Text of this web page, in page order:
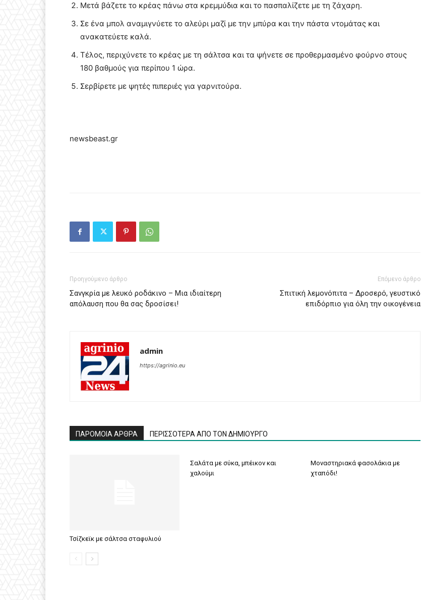
Μετά βάζετε το κρέας πάνω στα κρεμμύδια και το πασπαλίζετε με τη ζάχαρη.
Σε ένα μπολ αναμιγνύετε το αλεύρι μαζί με την μπύρα και την πάστα ντομάτας και
ανακατεύετε καλά.
Τέλος, περιχύνετε το κρέας με τη σάλτσα και τα ψήνετε σε προθερμασμένο φούρνο στους
180 βαθμούς για περίπου 1 ώρα.
Σερβίρετε με ψητές πιπεριές για γαρνιτούρα.
newsbeast.gr
Προηγούμενο άρθρο
Σανγκρία με λευκό ροδάκινο – Μια ιδιαίτερη
απόλαυση που θα σας δροσίσει!
Επόμενο άρθρο
Σπιτική λεμονόπιτα – Δροσερό, γευστικό
επιδόρπιο για όλη την οικογένεια
admin
https://agrinio.eu
ΠΑΡΟΜΟΙΑ ΑΡΘΡΑ ΠΕΡΙΣΣΟΤΕΡΑ ΑΠΟ ΤΟΝ ΔΗΜΙΟΥΡΓΟ
Τσίζκεϊκ με σάλτσα σταφυλιού
Σαλάτα με σύκα, μπέικον και
χαλούμι
Μοναστηριακά φασολάκια με
χταπόδι!